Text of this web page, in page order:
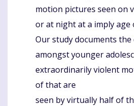
motion pictures seen on
or at night at a imply age
Our study documents the
amongst younger
extraordinarily violent
of that are
seen by virtually half of